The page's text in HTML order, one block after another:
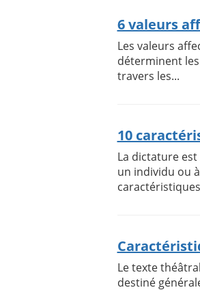
6 valeurs
Les valeurs
déterminent
travers les...
10
La dictature
un individu ou
Le texte
destiné